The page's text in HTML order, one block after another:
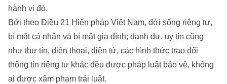
hành vi đó.
Bởi theo Điều 21 Hiến pháp Việt Nam, đời sống riêng tư,
bí mật cá nhân và bí mật gia đình; danh dự, uy tín cũng
như thư tín, điện thoại, điện tử, các hình thức trao đổi
thông tin riêng tư khác đều được pháp luật bảo vệ, không
ai được xâm phạm trái luật.